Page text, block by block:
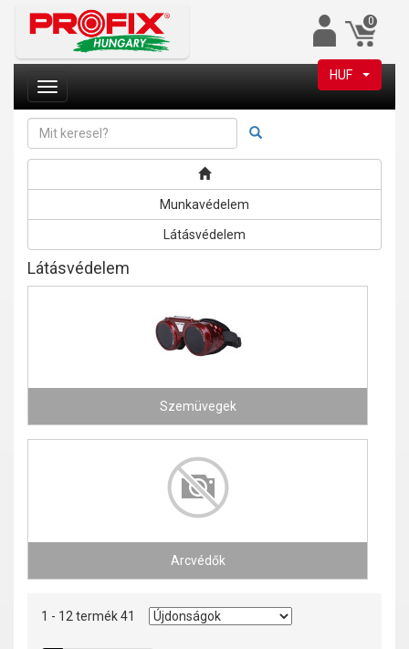
0
HUF
Munkavédelem
Látásvédelem
Látásvédelem
Szemüvegek
Arcvédők
1 - 12 termék 41